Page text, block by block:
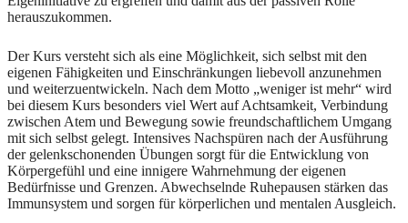
herauszukommen.
Der Kurs versteht sich als eine Möglichkeit, sich selbst mit den
eigenen Fähigkeiten und Einschränkungen liebevoll anzunehmen
und weiterzuentwickeln. Nach dem Motto „weniger ist mehr“ wird
bei diesem Kurs besonders viel Wert auf Achtsamkeit, Verbindung
zwischen Atem und Bewegung sowie freundschaftlichem Umgang
mit sich selbst gelegt. Intensives Nachspüren nach der Ausführung
der gelenkschonenden Übungen sorgt für die Entwicklung von
Körpergefühl und eine innigere Wahrnehmung der eigenen
Bedürfnisse und Grenzen. Abwechselnde Ruhepausen stärken das
Immunsystem und sorgen für körperlichen und mentalen Ausgleich.